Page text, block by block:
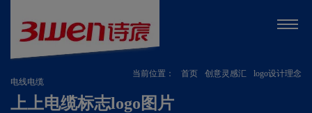
当前位置： 首页 创意灵感汇
logo设计理念
电线电缆
上上电缆标志logo图片